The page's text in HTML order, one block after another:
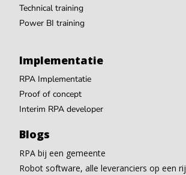
Technical training
Power BI training
Implementatie
RPA Implementatie
Proof of concept
Interim RPA developer
Blogs
RPA bij een gemeente
Robot software, alle leveranciers op een rij